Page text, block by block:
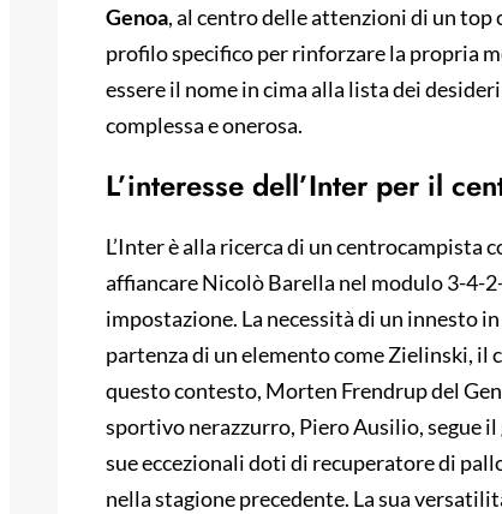
Genoa, al centro delle attenzioni di un top
profilo specifico per rinforzare la propria
essere il nome in cima alla lista dei
complessa e onerosa.
L’interesse dell’Inter per il
L’Inter è alla ricerca di un centrocampista
affiancare Nicolò Barella nel modulo 3-4-
impostazione. La necessità di un innesto
partenza di un elemento come Zielinski,
questo contesto, Morten Frendrup del
sportivo nerazzurro, Piero Ausilio, segue
sue eccezionali doti di recuperatore di
nella stagione precedente. La sua